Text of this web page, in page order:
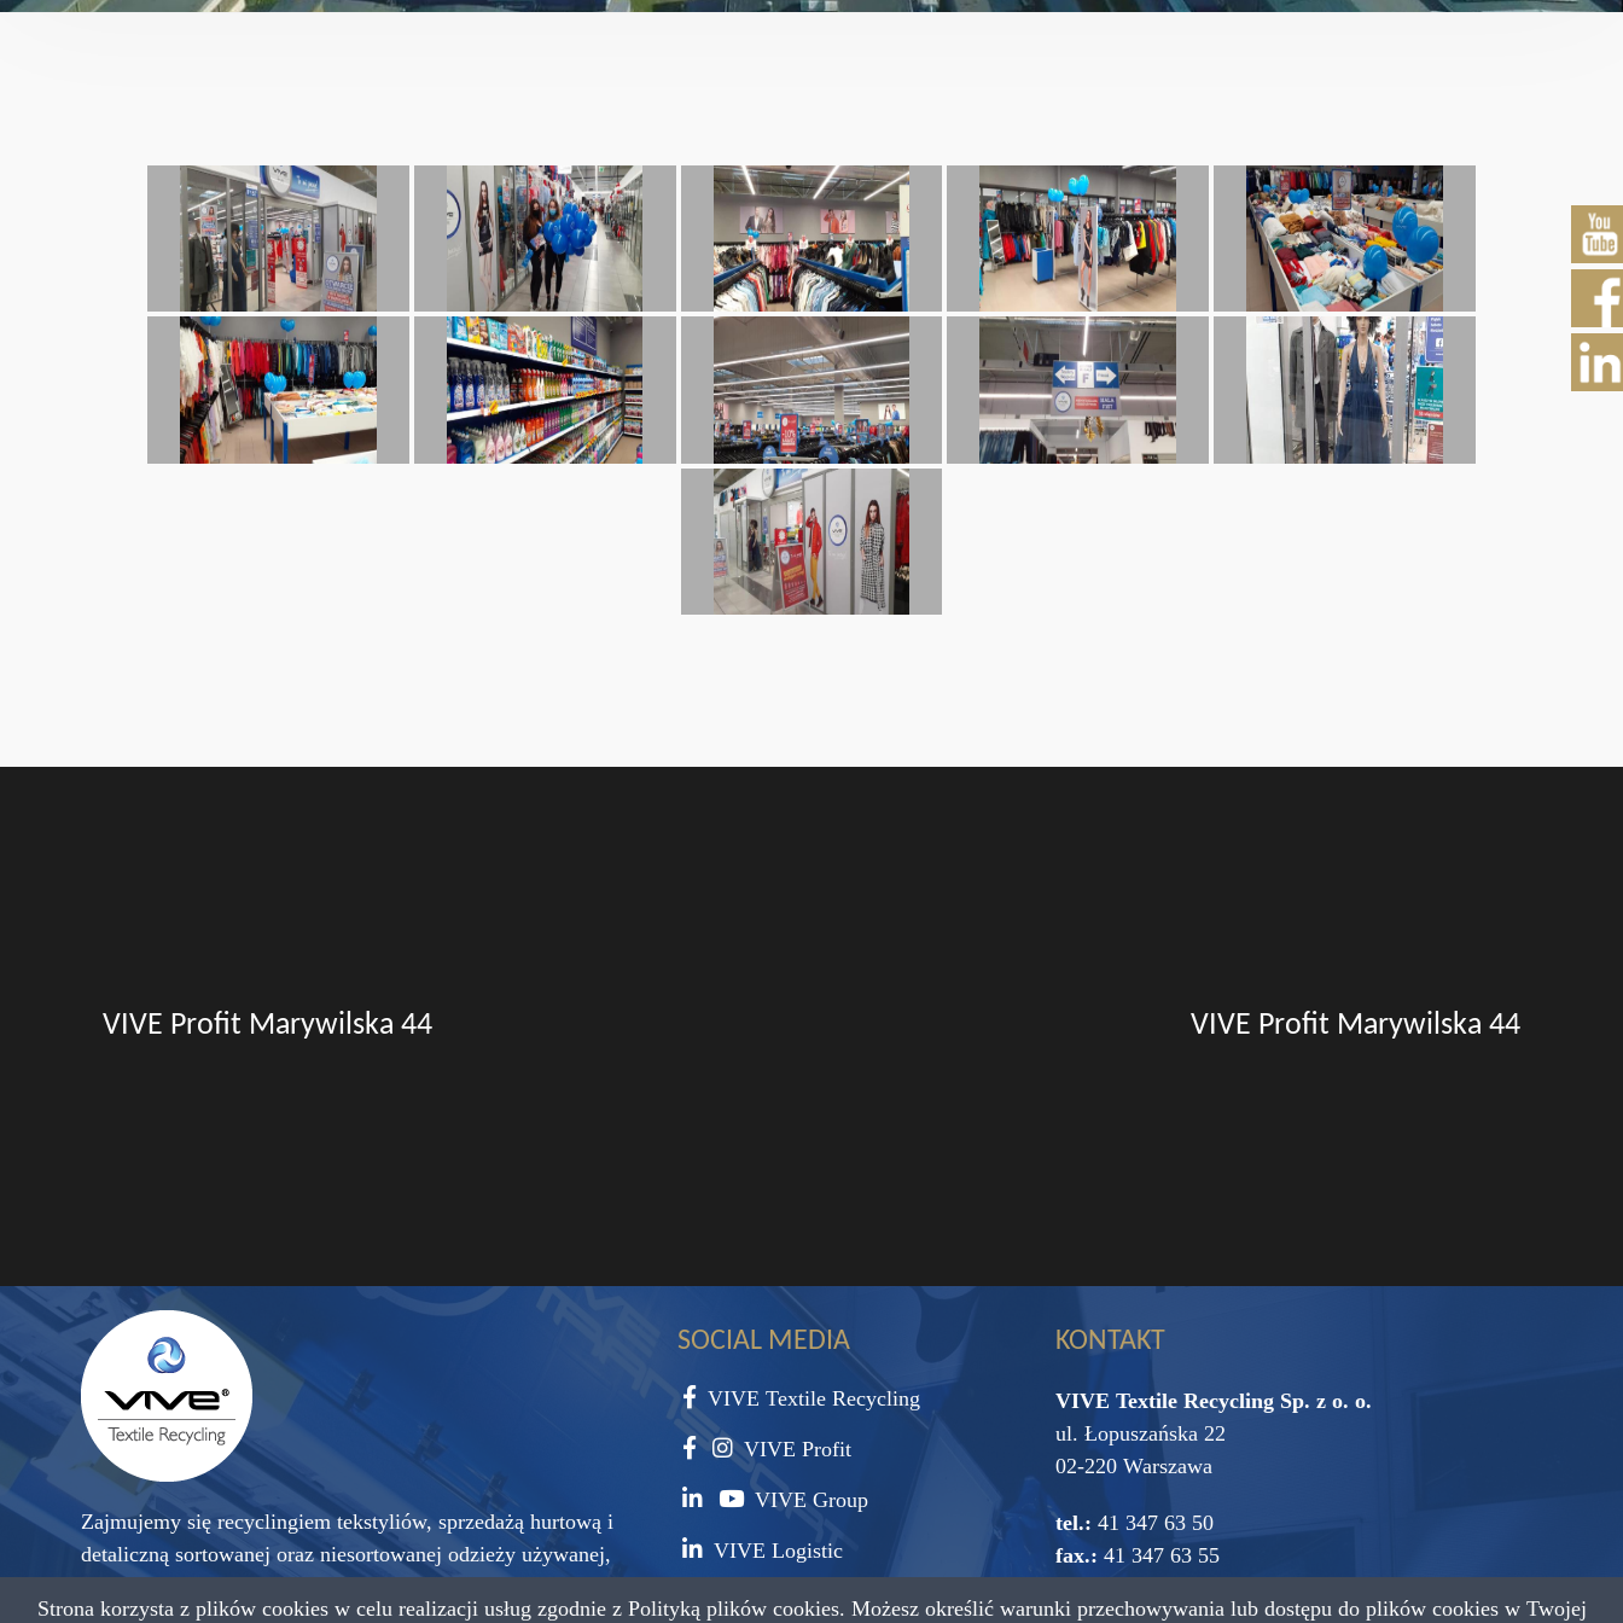
VIVE Profit Marywilska 44 VIVE Profit Marywilska 44
Zajmujemy się recyclingiem tekstyliów, sprzedażą hurtową i
detaliczną sortowanej oraz niesortowanej odzieży używanej,
SOCIAL MEDIA
VIVE Textile Recycling
VIVE Profit
VIVE Group
VIVE Logistic
KONTAKT
VIVE Textile Recycling Sp. z o. o.
ul. Łopuszańska 22
02-220 Warszawa
tel.: 41 347 63 50
fax.: 41 347 63 55
e-mail: vive@vive.com.pl
Strona korzysta z plików cookies w celu realizacji usług zgodnie z Polityką plików cookies. Możesz określić warunki przechowywania lub dostępu do plików cookies w Twojej